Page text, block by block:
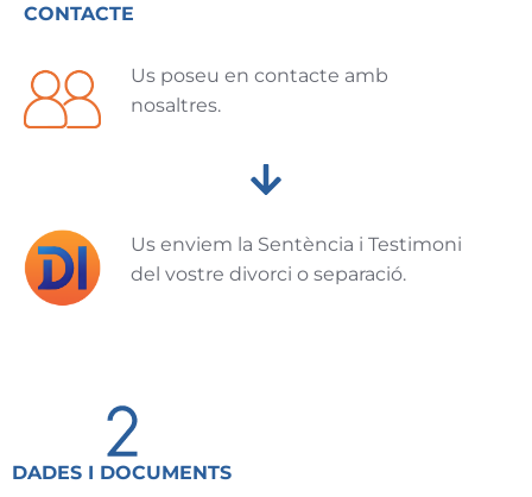
CONTACTE
Us poseu en contacte amb
nosaltres.
Us enviem la Sentència i Testimoni
del vostre divorci o separació.
DADES I DOCUMENTS